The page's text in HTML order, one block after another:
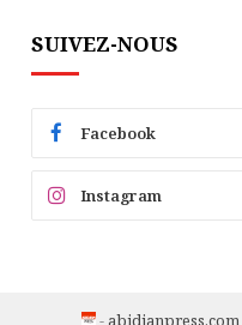
SUIVEZ-NOUS
Facebook
Instagram
- abidjanpress.com